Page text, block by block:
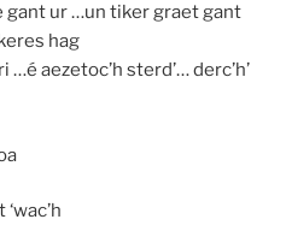
gant ur …un tiker graet gant
hag
…é aezetoc’h sterd’… derc’h’